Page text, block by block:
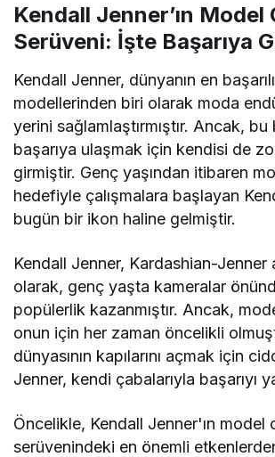
Kendall Jenner’ın Model
Serüveni: İşte Başarıya
Kendall Jenner, dünyanın en
modellerinden biri olarak moda
yerini sağlamlaştırmıştır. Ancak, bu
başarıya ulaşmak için kendisi de
girmiştir. Genç yaşından itibaren
hedefiyle çalışmalara başlayan
bugün bir ikon haline gelmiştir.
Kendall Jenner, Kardashian-Jenner
olarak, genç yaşta kameralar
popülerlik kazanmıştır. Ancak,
onun için her zaman öncelikli
dünyasının kapılarını açmak için
Jenner, kendi çabalarıyla başarıyı
Öncelikle, Kendall Jenner'ın model
serüvenindeki en önemli